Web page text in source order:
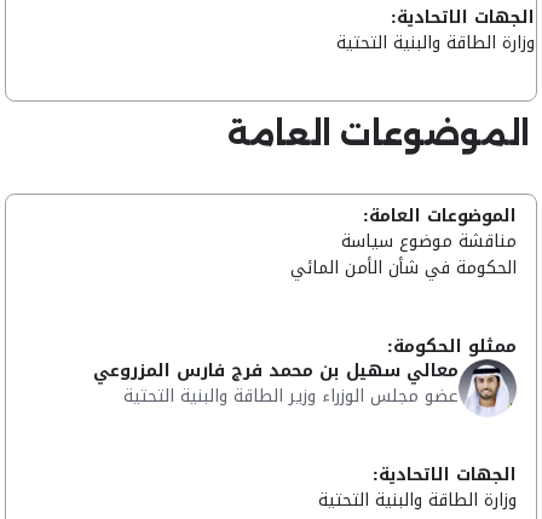
الجهات الاتحادية:
وزارة الطاقة والبنية التحتية
الموضوعات العامة
الموضوعات العامة:
مناقشة موضوع سياسة
الحكومة في شأن الأمن المائي
ممثلو الحكومة:
معالي سهيل بن محمد فرج فارس المزروعي
عضو مجلس الوزراء وزير الطاقة والبنية التحتية
الجهات الاتحادية:
وزارة الطاقة والبنية التحتية